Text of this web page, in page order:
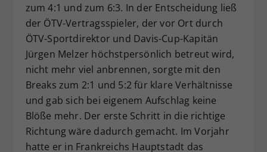
zum 4:1 und zum 6:3. In der Entscheidung ließ
der ÖTV-Vertragsspieler, der vor Ort durch
ÖTV-Sportdirektor und Davis-Cup-Kapitän
Jürgen Melzer höchstpersönlich betreut wird,
nicht mehr viel anbrennen, sorgte mit den
Breaks zum 2:1 und 5:2 für klare Verhältnisse
und gab sich bei eigenem Aufschlag keine
Blöße mehr. Der erste Schritt in die richtige
Richtung wäre dadurch gemacht. Im Vorjahr
hatte er in Frankreichs Hauptstadt das